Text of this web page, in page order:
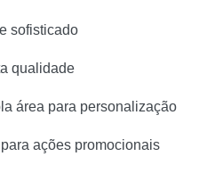
sofisticado
qualidade
área para personalização
ações promocionais